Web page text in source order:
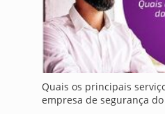
Quais os principais
empresa de segurança